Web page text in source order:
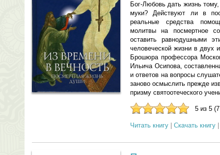
Бог-Любовь дать жизнь
муки? Действуют ли в
реальные средства
молитвы на посмертное
оставить равнодушными
человеческой жизни в двух
Брошюра профессора
Ильича Осипова,
и ответов на вопросы
заново осмыслить прежде
призму святоотеческого
5 из 5
Читать книгу Скачать книгу